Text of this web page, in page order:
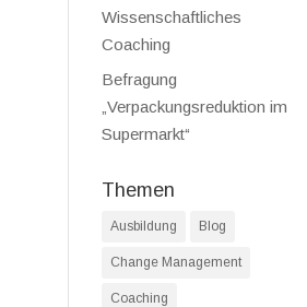
Wissenschaftliches
Coaching
Befragung
„Verpackungsreduktion im
Supermarkt“
Themen
Ausbildung Blog
Change Management
Coaching